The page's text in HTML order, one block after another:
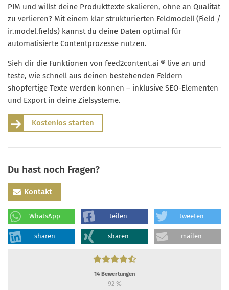
PIM und willst deine Produkttexte skalieren, ohne an Qualität
zu verlieren? Mit einem klar strukturierten Feldmodell (Field /
ir.model.fields) kannst du deine Daten optimal für
automatisierte Contentprozesse nutzen.
Sieh dir die Funktionen von feed2content.ai ® live an und
teste, wie schnell aus deinen bestehenden Feldern
shopfertige Texte werden können – inklusive SEO-Elementen
und Export in deine Zielsysteme.
Kostenlos starten
Du hast noch Fragen?
Kontakt
WhatsApp teilen tweeten
sharen sharen mailen
14 Bewertungen
92%